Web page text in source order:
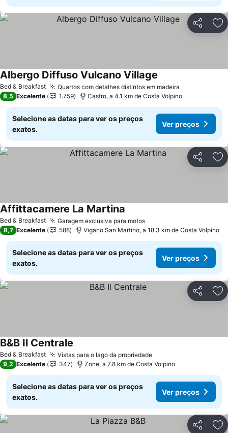
Partilhar
Bed & Breakfast Quartos com detalhes distintos em madeira
Albergo Diffuso Vulcano Village
8,5 Excelente 1.759 Castro, a 4.1 km de Costa Volpino
Selecione as datas para ver os preços
exatos.
Ver preços
Partilhar
Bed & Breakfast Garagem exclusiva para motos
Affittacamere La Martina
8,7 Excelente 588 Vigano San Martino, a 18.3 km de Costa Volpino
Selecione as datas para ver os preços
exatos.
Ver preços
Partilhar
Bed & Breakfast Vistas para o lago da propriedade
B&B Il Centrale
9,2 Excelente 347 Zone, a 7.8 km de Costa Volpino
Selecione as datas para ver os preços
exatos.
Ver preços
Partilhar